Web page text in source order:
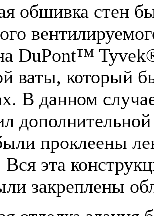
обшивка стен
DuPont™
ваты, который
В данном
проклеены
эта
закреплены